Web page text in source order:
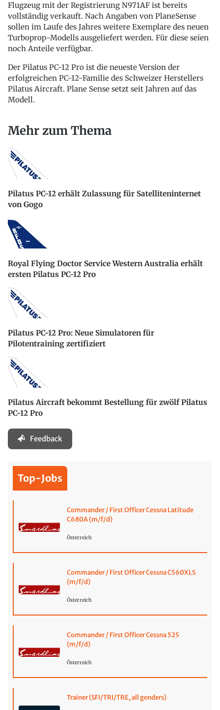
Flugzeug mit der Registrierung N971AF ist bereits
vollständig verkauft. Nach Angaben von PlaneSense
sollen im Laufe des Jahres weitere Exemplare des neuen
Turboprop-Modells ausgeliefert werden. Für diese seien
noch Anteile verfügbar.
Der Pilatus PC-12 Pro ist die neueste Version der
erfolgreichen PC-12-Familie des Schweizer Herstellers
Pilatus Aircraft. Plane Sense setzt seit Jahren auf das
Modell.
Mehr zum Thema
Pilatus PC-12 erhält Zulassung für Satelliteninternet
von Gogo
Royal Flying Doctor Service Western Australia erhält
ersten Pilatus PC-12 Pro
Pilatus PC-12 Pro: Neue Simulatoren für
Pilotentraining zertifiziert
Pilatus Aircraft bekommt Bestellung für zwölf Pilatus
PC-12 Pro
Feedback
Top-Jobs
Commander / First Officer Cessna Latitude
C680A (m/f/d)
Österreich
Commander / First Officer Cessna C560XLS
(m/f/d)
Österreich
Commander / First Officer Cessna 525
(m/f/d)
Österreich
Trainer (SFI/TRI/TRE, all genders)